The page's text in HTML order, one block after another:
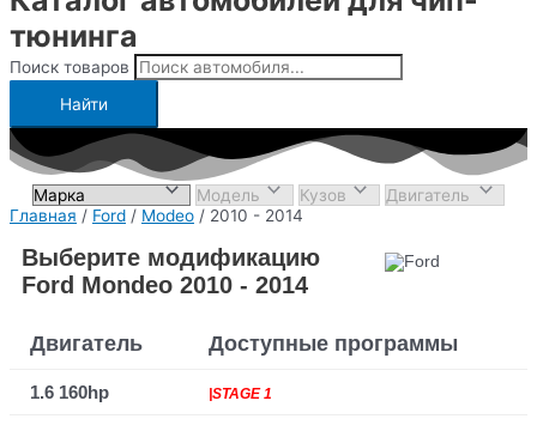
тюнинга
Поиск товаров
Найти
Главная / Ford / Modeo / 2010 - 2014
Выберите модификацию
Ford Mondeo 2010 - 2014
Двигатель Доступные программы
1.6 160hp |STAGE 1